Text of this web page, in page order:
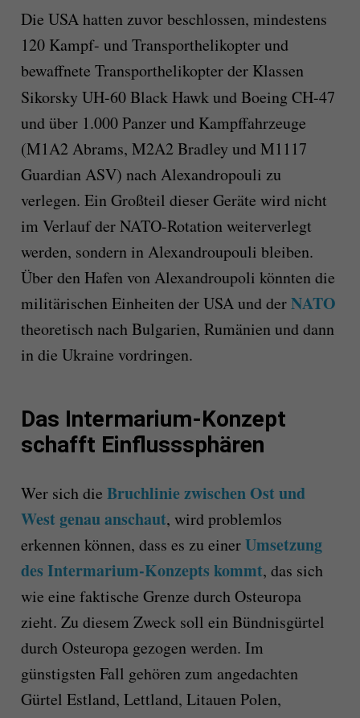
Die USA hatten zuvor beschlossen, mindestens
120 Kampf- und Transporthelikopter und
bewaffnete Transporthelikopter der Klassen
Sikorsky UH-60 Black Hawk und Boeing CH-47
und über 1.000 Panzer und Kampffahrzeuge
(M1A2 Abrams, M2A2 Bradley und M1117
Guardian ASV) nach Alexandropouli zu
verlegen. Ein Großteil dieser Geräte wird nicht
im Verlauf der NATO-Rotation weiterverlegt
werden, sondern in Alexandroupouli bleiben.
Über den Hafen von Alexandroupoli könnten die
militärischen Einheiten der USA und derNATO
theoretisch nach Bulgarien, Rumänien und dann
in die Ukraine vordringen.
Das Intermarium-Konzept
schafft Einflusssphären
Wer sich die Bruchlinie zwischen Ost und
West genau anschaut, wird problemlos
erkennen können, dass es zu einerUmsetzung
des Intermarium-Konzepts kommt, das sich
wie eine faktische Grenze durch Osteuropa
zieht. Zu diesem Zweck soll ein Bündnisgürtel
durch Osteuropa gezogen werden. Im
günstigsten Fall gehören zum angedachten
Gürtel Estland, Lettland, Litauen Polen,